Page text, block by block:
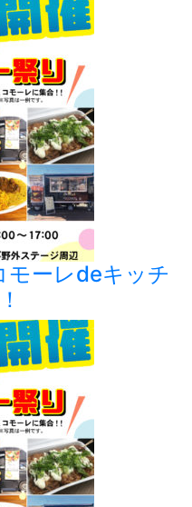
ーレdeキッチ